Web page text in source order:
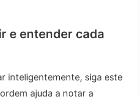
e entender cada
inteligentemente, siga este
ajuda a notar a